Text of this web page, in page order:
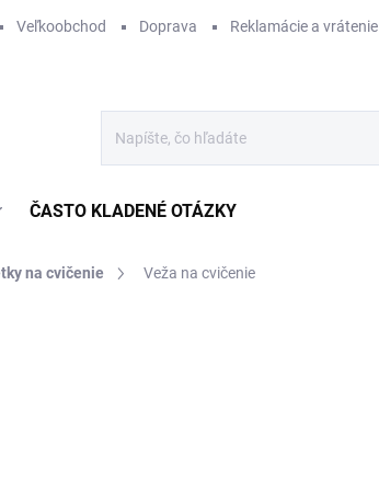
Veľkoobchod Doprava Reklamácie a vrátenie
ČASTO KLADENÉ OTÁZKY
na cvičenie Veža na cvičenie